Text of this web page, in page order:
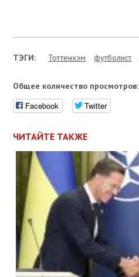
ТЭГИ: Тоттенхэм футболист
Общее количество просмотров:
Facebook Twitter
ЧИТАЙТЕ ТАКЖЕ